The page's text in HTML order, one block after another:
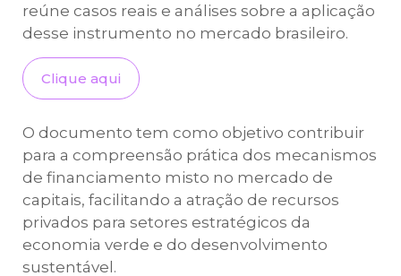
reúne casos reais e análises sobre a aplicação
desse instrumento no mercado brasileiro.
Clique aqui
O documento tem como objetivo contribuir
para a compreensão prática dos mecanismos
de financiamento misto no mercado de
capitais, facilitando a atração de recursos
privados para setores estratégicos da
economia verde e do desenvolvimento
sustentável.